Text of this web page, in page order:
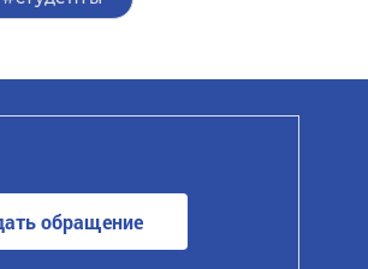
обращение